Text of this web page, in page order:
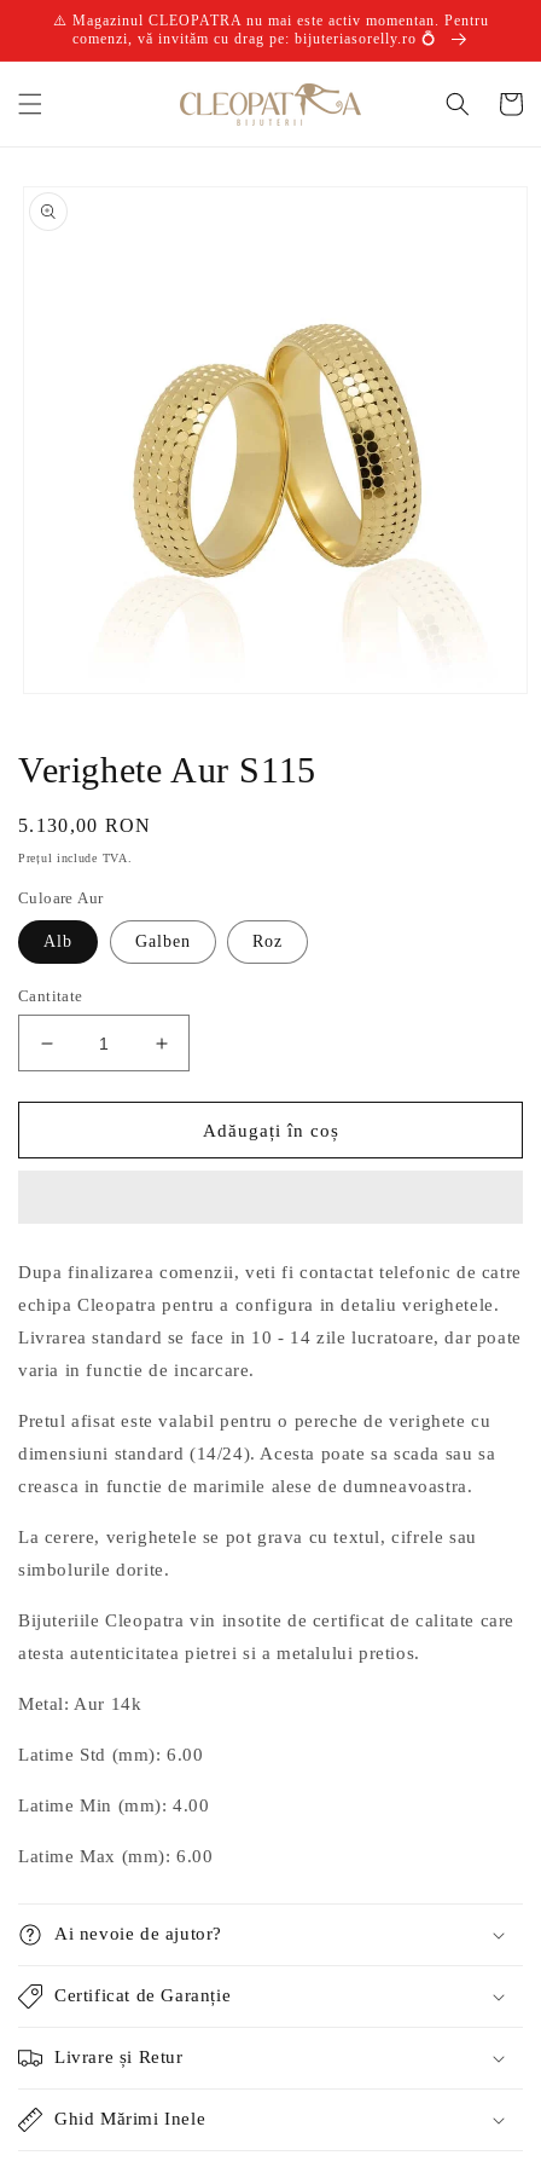
Salt la
conținut
⚠️ Magazinul CLEOPATRA nu mai este activ momentan. Pentru
comenzi, vă invităm cu drag pe: bijuteriasorelly.ro 💍
Coș
informațiile
despre
1
într-
modală
Verighete Aur S115
Preț
obișnuit
5.130,00 RON
Prețul include TVA.
Culoare Aur
Alb Galben Roz
Cantitate
Reduceți
cantitatea
pentru
Aur
Creșteți
cantitatea
pentru
Verighete
Aur
Adăugați în coș
Dupa finalizarea comenzii, veti fi contactat telefonic de catre
echipa Cleopatra pentru a configura in detaliu verighetele.
Livrarea standard se face in 10 - 14 zile lucratoare, dar poate
varia in functie de incarcare.
Pretul afisat este valabil pentru o pereche de verighete cu
dimensiuni standard (14/24). Acesta poate sa scada sau sa
creasca in functie de marimile alese de dumneavoastra.
La cerere, verighetele se pot grava cu textul, cifrele sau
simbolurile dorite.
Bijuteriile Cleopatra vin insotite de certificat de calitate care
atesta autenticitatea pietrei si a metalului pretios.
Metal: Aur 14k
Latime Std (mm): 6.00
Latime Min (mm): 4.00
Latime Max (mm): 6.00
Ai nevoie de ajutor?
Certificat de Garanție
Livrare și Retur
Ghid Mărimi Inele